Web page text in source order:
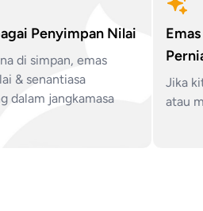
Penyimpan Nilai
di simpan, emas
& senantiasa
dalam jangkamasa
Jika
atau